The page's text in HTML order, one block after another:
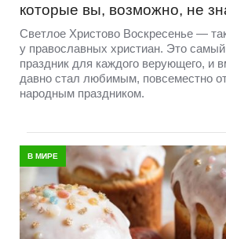
которые вы, возможно, не
Светлое Христово Воскресенье —
у православных христиан. Это
праздник для каждого верующего, и
давно стал любимым, повсеместно
народным праздником.
В МИРЕ